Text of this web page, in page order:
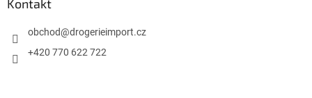
Kontakt
obchod@drogerieimport.cz
+420 770 622 722